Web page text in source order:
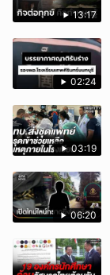
13:17
02:24
03:19
06:20